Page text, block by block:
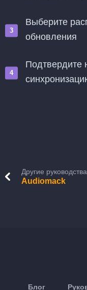
Выберите
обновления
Подтвердите
Другие руководства
Audiomack
Блог